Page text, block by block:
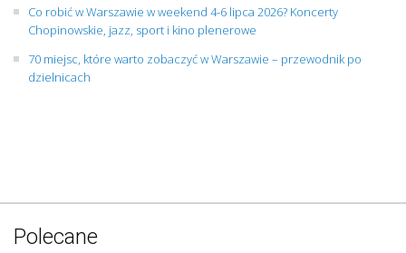
Co robić w Warszawie w weekend 4-6 lipca 2026? Koncerty
Chopinowskie, jazz, sport i kino plenerowe
70 miejsc, które warto zobaczyć w Warszawie – przewodnik po
dzielnicach
Polecane